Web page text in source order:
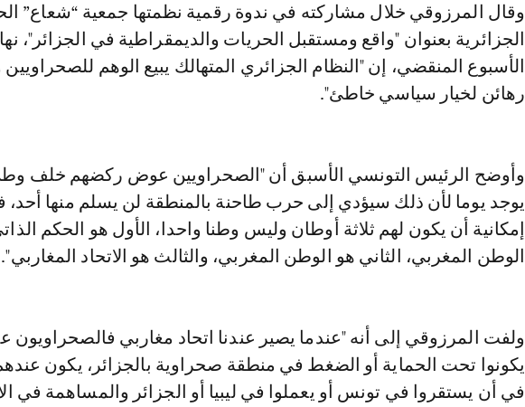
وقال المرزوقي خلال مشاركته في ندوة رقمية نظمتها جمعية “شعاع” الحقوقية
الجزائرية بعنوان "واقع ومستقبل الحريات والديمقراطية في الجزائر"،
الأسبوع المنقضي، إن "النظام الجزائري المتهالك يبيع الوهم
رهائن لخيار سياسي خاطئ".
وأوضح الرئيس التونسي الأسبق أن "الصحراويين عوض ركضهم خلف
يوجد يوما لأن ذلك سيؤدي إلى حرب طاحنة بالمنطقة لن يسلم منها أحد،
إمكانية أن يكون لهم ثلاثة أوطان وليس وطنا واحدا، الأول هو الحكم
الوطن المغربي، الثاني هو الوطن المغربي، والثالث هو الاتحاد المغاربي".
ولفت المرزوقي إلى أنه "عندما يصير عندنا اتحاد مغاربي
يكونوا تحت الحماية أو الضغط في منطقة صحراوية بالجزائر، يكون
في أن يستقروا في تونس أو يعملوا في ليبيا أو الجزائر والمساهمة في